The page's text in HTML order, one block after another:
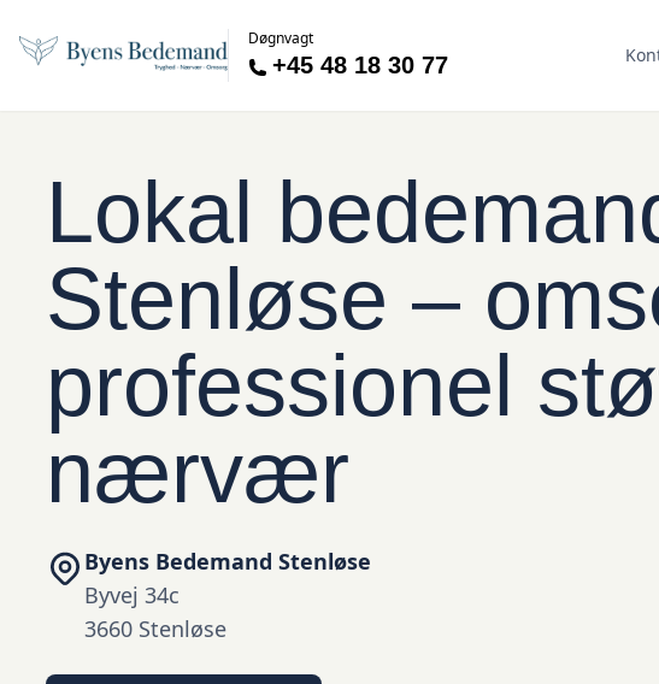
Døgnvagt
+45 48 18 30 77
Lokal
Stenløse –
professionel
nærvær
Byens Bedemand Stenløse
Byvej 34c
3660 Stenløse